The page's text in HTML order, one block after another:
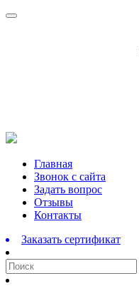
Перейти
содержимому
Главная
Звонок с сайта
Задать вопрос
Отзывы
Контакты
Заказать сертификат